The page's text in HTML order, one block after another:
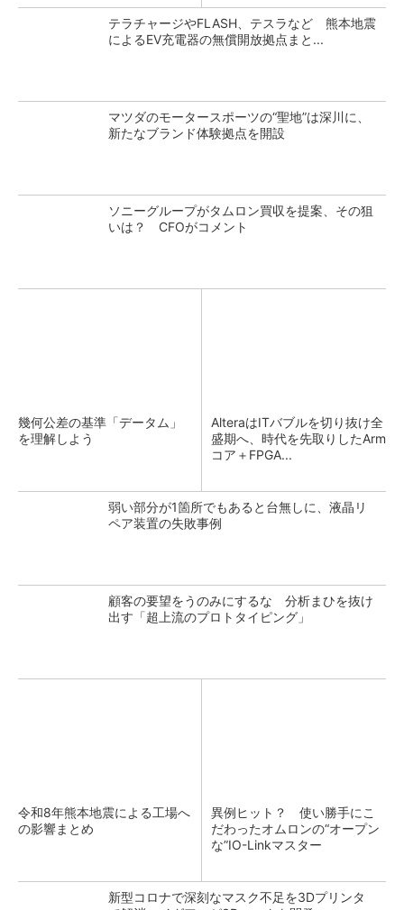
テラチャージやFLASH、テスラなど 熊本地震
によるEV充電器の無償開放拠点まと...
マツダのモータースポーツの“聖地”は深川に、
新たなブランド体験拠点を開設
ソニーグループがタムロン買収を提案、その狙
いは？ CFOがコメント
幾何公差の基準「データム」
を理解しよう
AlteraはITバブルを切り抜け全
盛期へ、時代を先取りしたArm
コア＋FPGA...
弱い部分が1箇所でもあると台無しに、液晶リ
ペア装置の失敗事例
顧客の要望をうのみにするな 分析まひを抜け
出す「超上流のプロトタイピング」
令和8年熊本地震による工場へ
の影響まとめ
異例ヒット？ 使い勝手にこ
だわったオムロンの“オープン
な”IO-Linkマスター
新型コロナで深刻なマスク不足を3Dプリンタ